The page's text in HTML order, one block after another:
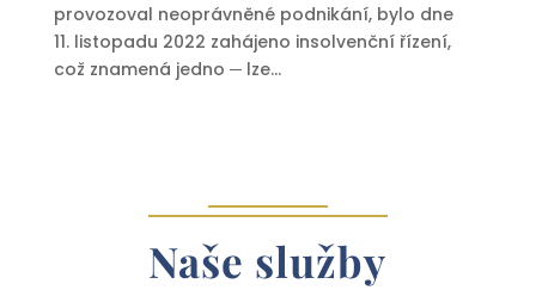
provozoval neoprávněné podnikání, bylo dne
11. listopadu 2022 zahájeno insolvenční řízení,
což znamená jedno ─ lze...
Naše služby